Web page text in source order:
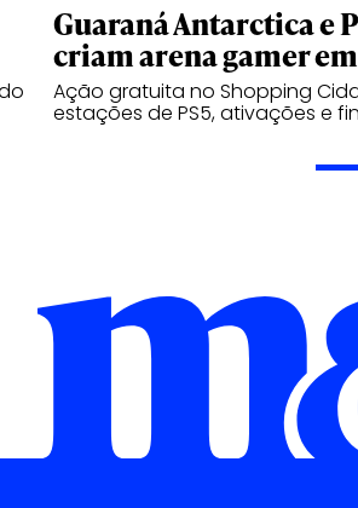
Guaraná Antarctica e
criam arena gamer
Ação gratuita no Shopping
estações de PS5, ativações e